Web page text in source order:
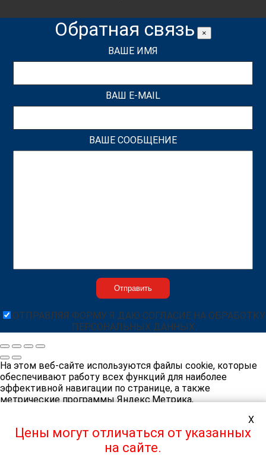
Обратная связь ×
ВАШЕ ИМЯ
ВАШ E-MAIL
ВАШЕ СООБЩЕНИЕ
ОТПРАВЛЯЯ ФОРМУ Я ДАЮ СОГЛАСИЕ НА ОБРАБОТКУ
ПЕРСОНАЛЬНЫХ ДАННЫХ
X
Цены могут отличаться от указанных
на сайте.
На этом веб-сайте используются файлы cookie, которые
обеспечивают работу всех функций для наиболее
эффективной навигации по странице, а также
метрические программы Яндекс.Метрика,
удобства пользователей. Если вы не хотите принимать
постоянные файлы cookie, пожалуйста, выберите
соответствующие настройки на своем компьютере.
Продолжая навигацию по сайту, вы даете согласие на